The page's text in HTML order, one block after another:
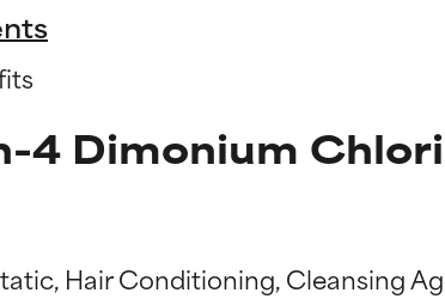
4 Dimonium
Hair Conditioning, Cleansing